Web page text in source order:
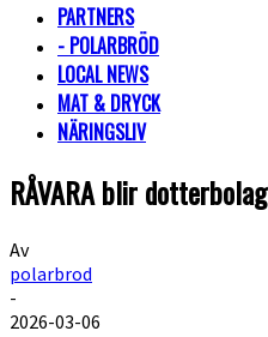
PARTNERS
- POLARBRÖD
LOCAL NEWS
MAT & DRYCK
NÄRINGSLIV
RÅVARA blir
Av
polarbrod
-
2026-03-06